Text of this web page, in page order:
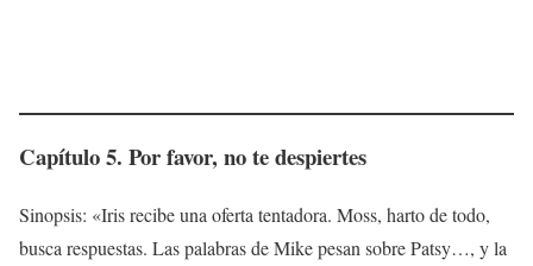
Capítulo 5. Por favor, no te despiertes
Sinopsis: «Iris recibe una oferta tentadora. Moss, harto de todo,
busca respuestas. Las palabras de Mike pesan sobre Patsy…, y la